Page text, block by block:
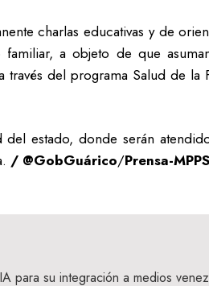
charlas educativas y de
a objeto de que
del programa Salud de la
estado, donde serán
/ @GobGuárico/Prensa-
para su integración a medios